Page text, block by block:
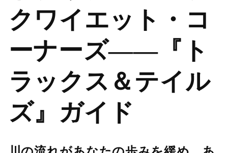
クワイエット・コ
ーナーズ――『ト
ラックス＆テイル
ズ』ガイド